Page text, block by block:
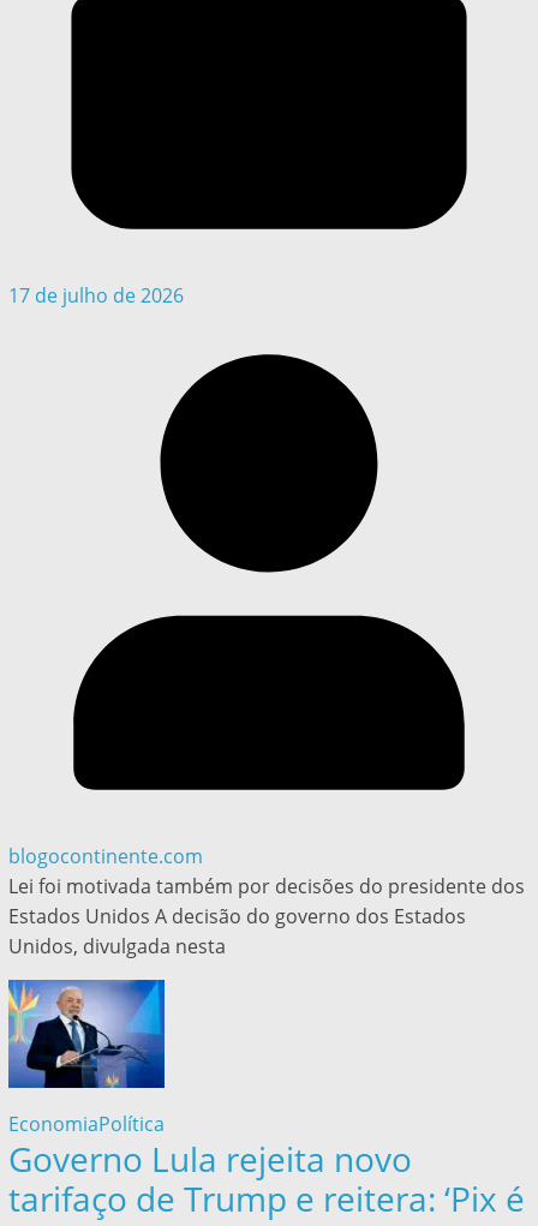
17 de julho de 2026
blogocontinente.com
Lei foi motivada também por decisões do presidente dos
Estados Unidos A decisão do governo dos Estados
Unidos, divulgada nesta
EconomiaPolítica
Governo Lula rejeita novo
tarifaço de Trump e reitera: ‘Pix é